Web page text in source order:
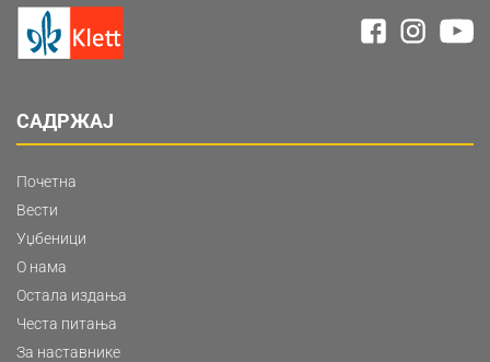
САДРЖАЈ
Почетна
Вести
Уџбеници
О нама
Остала издања
Честа питања
За наставнике